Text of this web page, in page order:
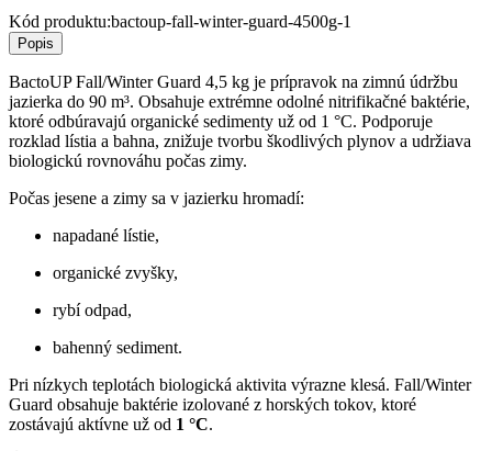
Kód produktu:bactoup-fall-winter-guard-4500g-1
Popis
BactoUP Fall/Winter Guard 4,5 kg je prípravok na zimnú údržbu
jazierka do 90 m³. Obsahuje extrémne odolné nitrifikačné baktérie,
ktoré odbúravajú organické sedimenty už od 1 °C. Podporuje
rozklad lístia a bahna, znižuje tvorbu škodlivých plynov a udržiava
biologickú rovnováhu počas zimy.
Počas jesene a zimy sa v jazierku hromadí:
napadané lístie,
organické zvyšky,
rybí odpad,
bahenný sediment.
Pri nízkych teplotách biologická aktivita výrazne klesá. Fall/Winter
Guard obsahuje baktérie izolované z horských tokov, ktoré
zostávajú aktívne už od 1 °C.